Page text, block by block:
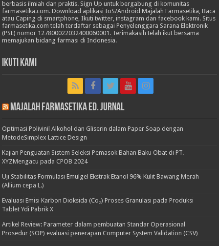
berbasis ilmiah dan praktis. Sign Up untuk bergabung di komunitas
farmasetika.com. Download aplikasi IoS/Android Majalah Farmasetika, Baca
atau Caping di smartphone, Ikuti twitter, instagram dan facebook kami. Situs
farmasetika.com telah terdaftar sebagai Penyelenggara Sarana Elektronik
(PSE) nomor 127800022032400060001. Terimakasih telah ikut bersama
memajukan bidang farmasi di Indonesia.
Ikuti Kami
Majalah Farmasetika Ed. Jurnal
Optimasi Polivinil Alkohol dan Gliserin dalam Paper Soap dengan
MetodeSimplex Lattice Design
Kajian Penguatan Sistem Seleksi Pemasok Bahan Baku Obat di PT.
XYZMengacu pada CPOB 2024
Uji Stabilitas Formulasi Emulgel Ekstrak Etanol 96% Kulit Bawang Merah
(Allium cepa L.)
Evaluasi Emisi Karbon Dioksida (Co₂) Proses Granulasi pada Produksi
Tablet Ydi Pabrik X
Artikel Review: Parameter dalam pembuatan Standar Operasional
Prosedur (SOP) evaluasi penerapan Computer System Validation (CSV)